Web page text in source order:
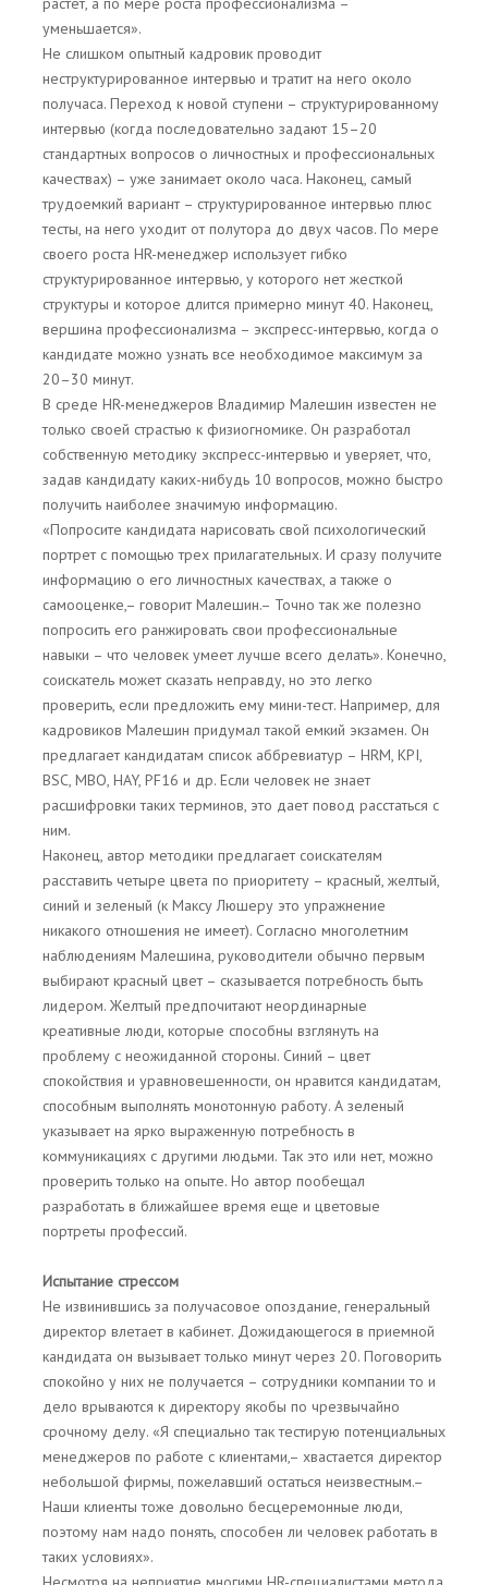
уменьшается».
Не слишком опытный кадровик проводит
неструктурированное интервью и тратит на него около
получаса. Переход к новой ступени – структурированному
интервью (когда последовательно задают 15–20
стандартных вопросов о личностных и профессиональных
качествах) – уже занимает около часа. Наконец, самый
трудоемкий вариант – структурированное интервью плюс
тесты, на него уходит от полутора до двух часов. По мере
своего роста HR-менеджер использует гибко
структурированное интервью, у которого нет жесткой
структуры и которое длится примерно минут 40. Наконец,
вершина профессионализма – экспресс-интервью, когда о
кандидате можно узнать все необходимое максимум за
20–30 минут.
В среде HR-менеджеров Владимир Малешин известен не
только своей страстью к физиогномике. Он разработал
собственную методику экспресс-интервью и уверяет, что,
задав кандидату каких-нибудь 10 вопросов, можно быстро
получить наиболее значимую информацию.
«Попросите кандидата нарисовать свой психологический
портрет с помощью трех прилагательных. И сразу получите
информацию о его личностных качествах, а также о
самооценке,– говорит Малешин.– Точно так же полезно
попросить его ранжировать свои профессиональные
навыки – что человек умеет лучше всего делать». Конечно,
соискатель может сказать неправду, но это легко
проверить, если предложить ему мини-тест. Например, для
кадровиков Малешин придумал такой емкий экзамен. Он
предлагает кандидатам список аббревиатур – HRM, KPI,
BSC, MBO, HAY, PF16 и др. Если человек не знает
расшифровки таких терминов, это дает повод расстаться с
ним.
Наконец, автор методики предлагает соискателям
расставить четыре цвета по приоритету – красный, желтый,
синий и зеленый (к Максу Люшеру это упражнение
никакого отношения не имеет). Согласно многолетним
наблюдениям Малешина, руководители обычно первым
выбирают красный цвет – сказывается потребность быть
лидером. Желтый предпочитают неординарные
креативные люди, которые способны взглянуть на
проблему с неожиданной стороны. Синий – цвет
спокойствия и уравновешенности, он нравится кандидатам,
способным выполнять монотонную работу. А зеленый
указывает на ярко выраженную потребность в
коммуникациях с другими людьми. Так это или нет, можно
проверить только на опыте. Но автор пообещал
разработать в ближайшее время еще и цветовые
портреты профессий.
Испытание стрессом
Не извинившись за получасовое опоздание, генеральный
директор влетает в кабинет. Дожидающегося в приемной
кандидата он вызывает только минут через 20. Поговорить
спокойно у них не получается – сотрудники компании то и
дело врываются к директору якобы по чрезвычайно
срочному делу. «Я специально так тестирую потенциальных
менеджеров по работе с клиентами,– хвастается директор
небольшой фирмы, пожелавший остаться неизвестным.–
Наши клиенты тоже довольно бесцеремонные люди,
поэтому нам надо понять, способен ли человек работать в
таких условиях».